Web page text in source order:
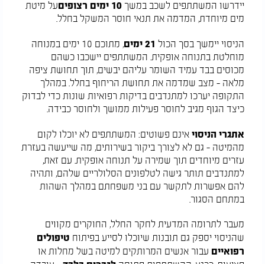
יידרשו המשתתפים לשכב במשך 10 ימים רצופים
על מיטת
מים מיוחדת, המדמה את תנאי חוסר המשקל בחלל.
הניסוי יימשך בסך הכול 21 ימים
, מתוכם 10 ימים במנוחה
מוחלטת בתנוחה אופקית. המשתתפים יישכבו כשהם
מכוסים בבד עמיד השומר עליהם יבשים, תוך תחושת ציפה
מלאה - מצב שמדמה את תחושת הריחוף בחלל. במהלך
התקופה יערכו למתנדבים בדיקות רפואיות שונות כדי לבדוק
כיצד הגוף מגיב לחוסר פעילות ממושך ולחוסר כבידה.
אתגרי הניסוי אינם פשוטים: המשתתפים לא יוכלו לקום
מהמיטה - גם לא לצורך ביקור בשירותים, מה שייעשה בעזרת
עזרים מיוחדים תוך שמירה על תנוחה אופקית. עם זאת,
למתנדבים תותר גישה לטלפונים הסלולריים שלהם, ותהיה
להם אפשרות לתקשר עם בני משפחתם במהלך השהות
במתחם הסגור.
מעבר לתרומה המדעית לחקר החלל, החוקרים מקווים
שהניסוי יספק גם תובנות שיוכלו לסייע בפיתוח טיפולים
רפואיים עבור אנשים המרותקים למיטה בשל מחלות או